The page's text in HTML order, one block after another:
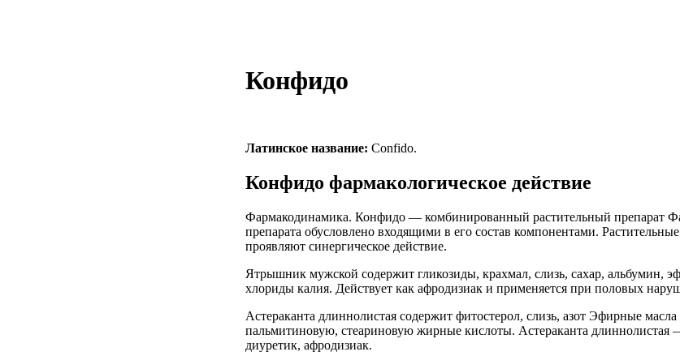
Конфидо
Латинское название: Confido.
Конфидо фармакологическое действие
Фармакодинамика. Конфидо — комбинированный растительный препарат
препарата обусловлено входящими в его состав компонентами.
проявляют синергическое действие.
Ятрышник мужской содержит гликозиды, крахмал, слизь, сахар, альбумин,
хлориды калия. Действует как афродизиак и применяется при половых
Астераканта длиннолистая содержит фитостерол, слизь, азот Эфирные
пальмитиновую, стеариновую жирные кислоты. Астераканта длиннолистая
диуретик, афродизиак.